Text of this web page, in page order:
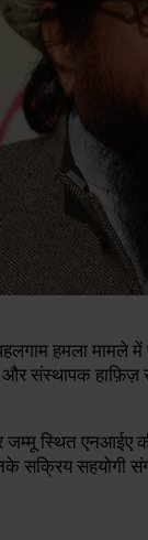
हमला मामले
संस्थापक
स्थित एनआईए
सक्रिय सहयोगी